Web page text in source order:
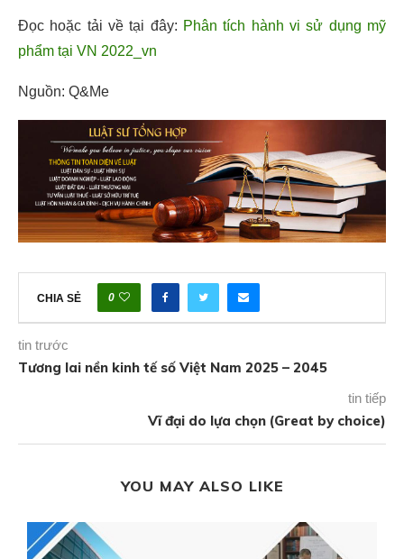
Đọc hoặc tải về tại đây: Phân tích hành vi sử dụng mỹ
phẩm tại VN 2022_vn
Nguồn: Q&Me
CHIA SẺ 0
tin trước
Tương lai nền kinh tế số Việt Nam 2025 – 2045
tin tiếp
Vĩ đại do lựa chọn (Great by choice)
YOU MAY ALSO LIKE